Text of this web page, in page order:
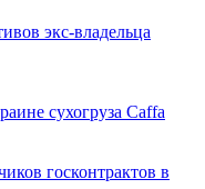
экс-владельца
сухогруза Caffa
госконтрактов в